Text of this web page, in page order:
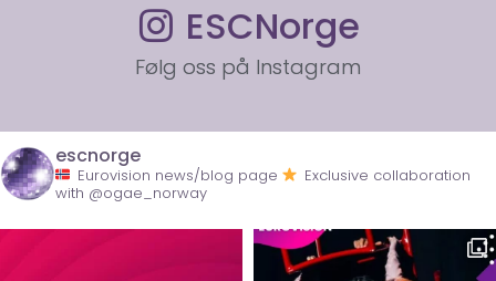
ESCNorge
Følg oss på Instagram
escnorge
Eurovision news/blog page
Exclusive collaboration
with @ogae_norway